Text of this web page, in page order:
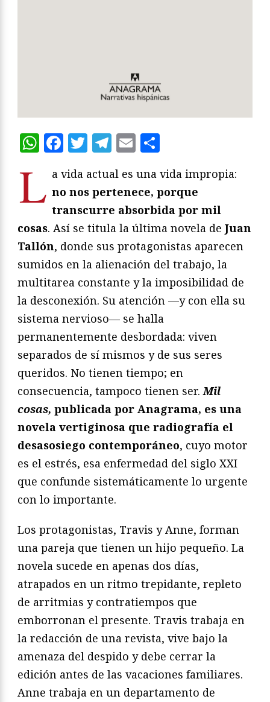
WhatsApp
Facebook
Twitter
Telegram
Email
L a vida actual es una vida impropia:
no nos pertenece, porque
transcurre absorbida por mil
cosas. Así se titula la última novela de Juan
Tallón, donde sus protagonistas aparecen
sumidos en la alienación del trabajo, la
multitarea constante y la imposibilidad de
la desconexión. Su atención —y con ella su
sistema nervioso— se halla
permanentemente desbordada: viven
separados de sí mismos y de sus seres
queridos. No tienen tiempo; en
consecuencia, tampoco tienen ser. Mil
cosas, publicada por Anagrama, es una
novela vertiginosa que radiografía el
desasosiego contemporáneo, cuyo motor
es el estrés, esa enfermedad del siglo XXI
que confunde sistemáticamente lo urgente
con lo importante.
Los protagonistas, Travis y Anne, forman
una pareja que tienen un hijo pequeño. La
novela sucede en apenas dos días,
atrapados en un ritmo trepidante, repleto
de arritmias y contratiempos que
emborronan el presente. Travis trabaja en
la redacción de una revista, vive bajo la
amenaza del despido y debe cerrar la
edición antes de las vacaciones familiares.
Anne trabaja en un departamento de